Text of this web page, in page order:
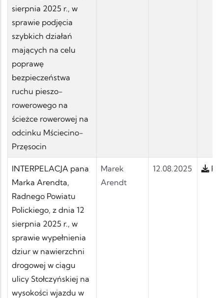
sierpnia 2025 r., w
sprawie podjęcia
szybkich działań
mających na celu
poprawę
bezpieczeństwa
ruchu pieszo-
rowerowego na
ścieżce rowerowej na
odcinku Mściecino-
Przęsocin
INTERPELACJA pana
Marka Arendta,
Radnego Powiatu
Polickiego, z dnia 12
sierpnia 2025 r., w
sprawie wypełnienia
dziur w nawierzchni
drogowej w ciągu
ulicy Stołczyńskiej na
wysokości wjazdu w
Marek
Arendt
12.08.2025